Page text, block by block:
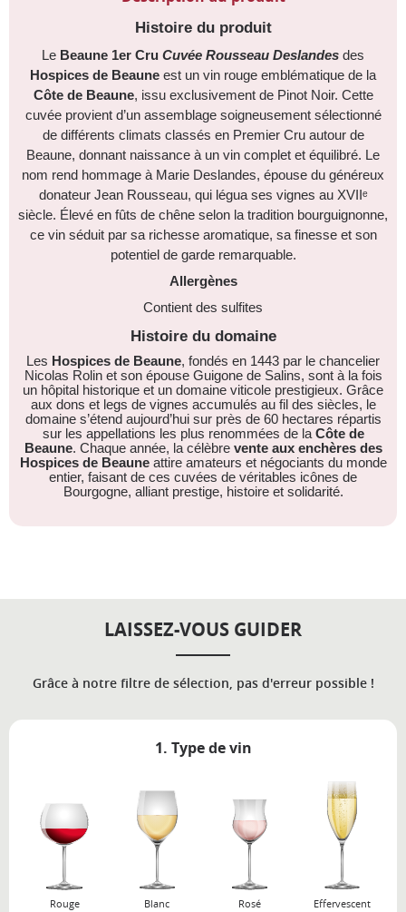
Histoire du produit
Le Beaune 1er Cru Cuvée Rousseau Deslandes des
Hospices de Beaune est un vin rouge emblématique de la
Côte de Beaune, issu exclusivement de Pinot Noir. Cette
cuvée provient d’un assemblage soigneusement sélectionné
de différents climats classés en Premier Cru autour de
Beaune, donnant naissance à un vin complet et équilibré. Le
nom rend hommage à Marie Deslandes, épouse du généreux
donateur Jean Rousseau, qui légua ses vignes au XVIIᵉ
siècle. Élevé en fûts de chêne selon la tradition bourguignonne,
ce vin séduit par sa richesse aromatique, sa finesse et son
potentiel de garde remarquable.
Allergènes
Contient des sulfites
Histoire du domaine
Les Hospices de Beaune, fondés en 1443 par le chancelier
Nicolas Rolin et son épouse Guigone de Salins, sont à la fois
un hôpital historique et un domaine viticole prestigieux. Grâce
aux dons et legs de vignes accumulés au fil des siècles, le
domaine s’étend aujourd’hui sur près de 60 hectares répartis
sur les appellations les plus renommées de laCôte de
Beaune. Chaque année, la célèbre vente aux enchères des
Hospices de Beauneattire amateurs et négociants du monde
entier, faisant de ces cuvées de véritables icônes de
Bourgogne, alliant prestige, histoire et solidarité.
LAISSEZ-VOUS GUIDER
Grâce à notre filtre de sélection, pas d'erreur possible !
1. Type de vin
Rouge Blanc Rosé Effervescent